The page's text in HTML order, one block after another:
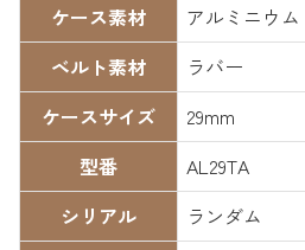
ケース素材
アルミニウム
ベルト素材
ラバー
ケースサイズ
29mm
型番
AL29TA
シリアル
ランダム